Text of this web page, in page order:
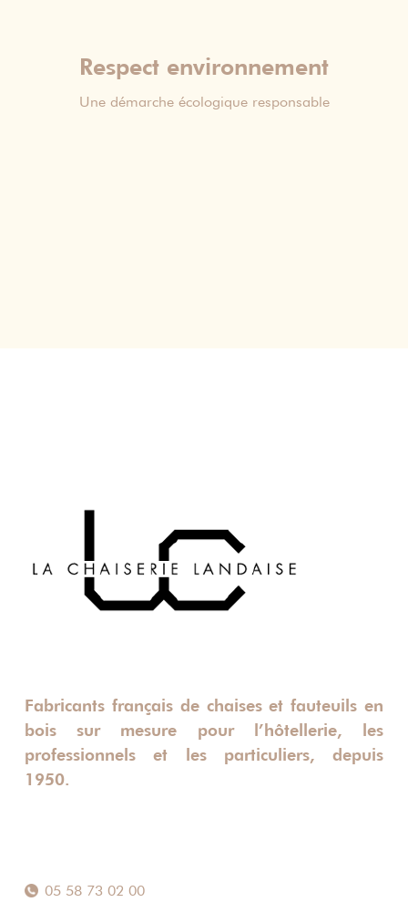
Respect environnement
Une démarche écologique responsable
Fabricants français de chaises et fauteuils en
bois sur mesure pour l’hôtellerie, les
professionnels et les particuliers, depuis
1950.
05 58 73 02 00